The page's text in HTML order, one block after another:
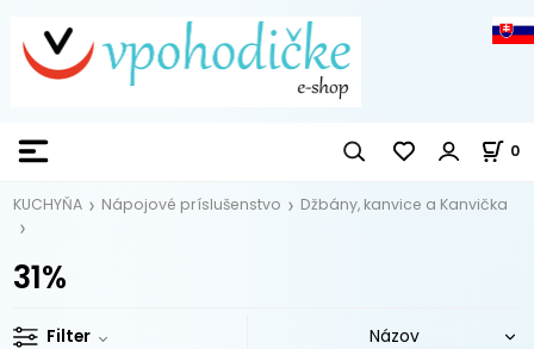
0
KUCHYŇA Nápojové príslušenstvo Džbány, kanvice a Kanvička
31%
Filter